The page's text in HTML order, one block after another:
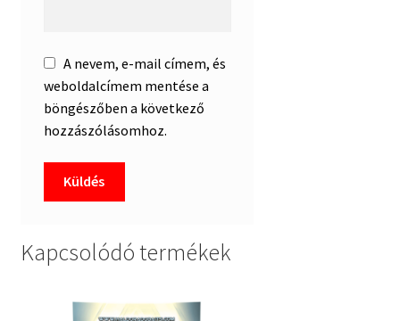
A nevem, e-mail címem, és
weboldalcímem mentése a
böngészőben a következő
hozzászólásomhoz.
Kapcsolódó termékek